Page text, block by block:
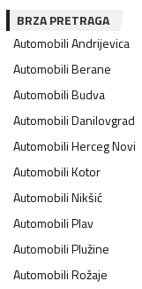
BRZA PRETRAGA
AutomobiliAndrijevica
AutomobiliBerane
AutomobiliBudva
AutomobiliDanilovgrad
AutomobiliHerceg Novi
AutomobiliKotor
AutomobiliNikšić
AutomobiliPlav
AutomobiliPlužine
AutomobiliRožaje